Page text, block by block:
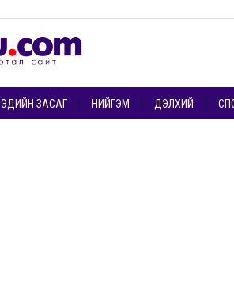
ЭДИЙН ЗАСАГ НИЙГЭМ ДЭЛХИЙ